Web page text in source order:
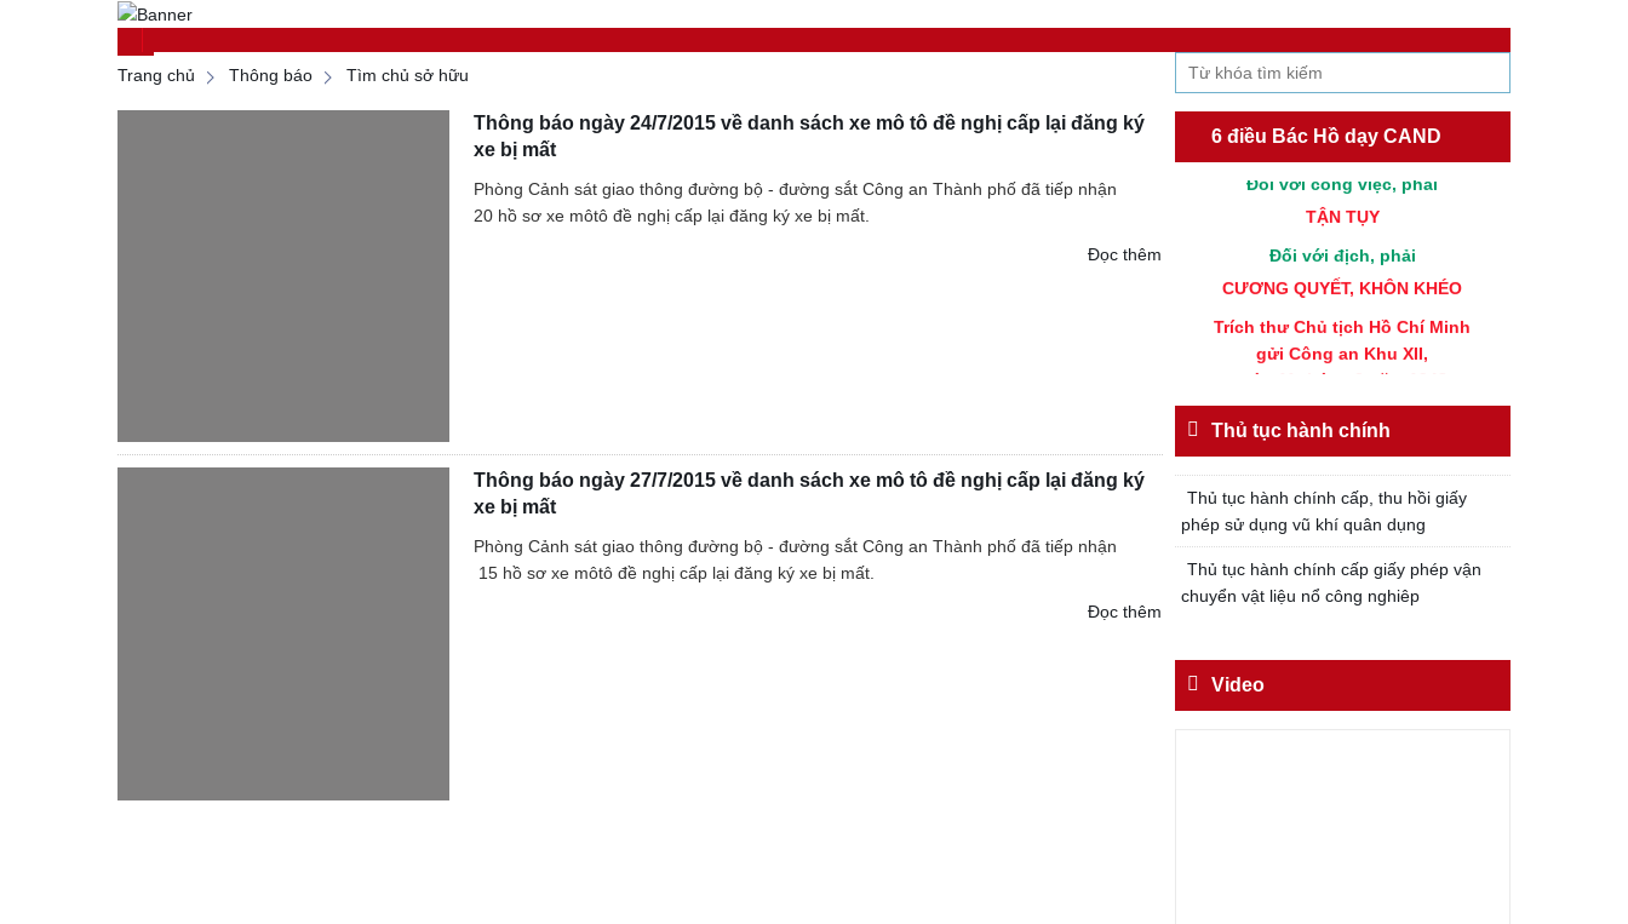
Đăng nhập Đăng ký
Trang chủ Thông báo Tìm chủ sở hữu
Thông báo ngày 24/7/2015 về danh sách xe mô tô đề nghị cấp lại đăng ký
xe bị mất
Phòng Cảnh sát giao thông đường bộ - đường sắt Công an Thành phố đã tiếp nhận
20 hồ sơ xe môtô đề nghị cấp lại đăng ký xe bị mất.
Đọc thêm
Thông báo ngày 27/7/2015 về danh sách xe mô tô đề nghị cấp lại đăng ký
xe bị mất
Phòng Cảnh sát giao thông đường bộ - đường sắt Công an Thành phố đã tiếp nhận
15 hồ sơ xe môtô đề nghị cấp lại đăng ký xe bị mất.
Đọc thêm
6 điều Bác Hồ dạy CAND
Đối với chính phủ, phải
TUYỆT ĐỐI TRUNG THÀNH
Đối với nhân dân, phải
KÍNH TRỌNG LỄ PHÉP
TẬN TỤY
CƯƠNG QUYẾT, KHÔN KHÉO
gửi Công an Khu XII,
ngày 11 tháng 3 năm 1948.
Thủ tục hành chính
Thủ tục hành chính cấp, thu hồi giấy
phép sử dụng vũ khí quân dụng
Thủ tục hành chính cấp giấy phép vận
chuyển vật liệu nổ công nghiêp
Video